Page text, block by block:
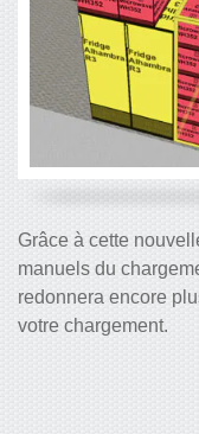
Grâce à cette
manuels du
redonnera encore
votre chargement.